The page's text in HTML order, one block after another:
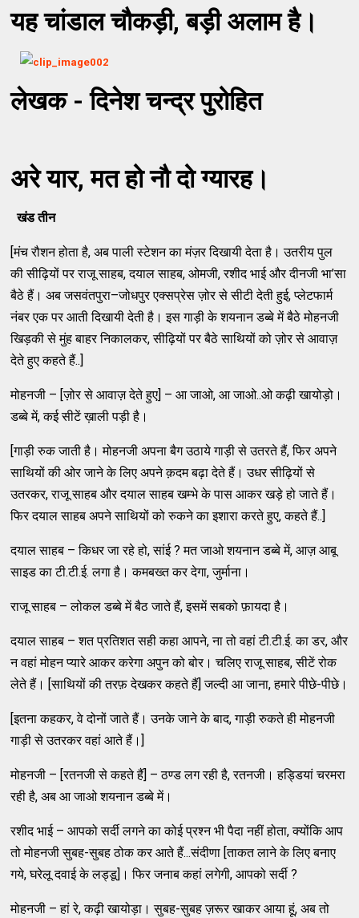
यह चांडाल चौकड़ी, बड़ी अलाम है।
लेखक - दिनेश चन्द्र पुरोहित
अरे यार, मत हो नौ दो ग्यारह।
खंड तीन
[मंच रौशन होता है, अब पाली स्टेशन का मंज़र दिखायी देता है। उतरीय पुल
की सीढ़ियों पर राजू साहब, दयाल साहब, ओमजी, रशीद भाई और दीनजी भा’सा
बैठे हैं। अब जसवंतपुरा–जोधपुर एक्सप्रेस ज़ोर से सीटी देती हुई, प्लेटफार्म
नंबर एक पर आती दिखायी देती है। इस गाड़ी के शयनान डब्बे में बैठे मोहनजी
खिड़की से मुंह बाहर निकालकर, सीढ़ियों पर बैठे साथियों को ज़ोर से आवाज़
देते हुए कहते हैं..]
मोहनजी – [ज़ोर से आवाज़ देते हुए] – आ जाओ, आ जाओ..ओ कढ़ी खायोड़ो।
डब्बे में, कई सीटें ख़ाली पड़ी है।
[गाड़ी रुक जाती है। मोहनजी अपना बैग उठाये गाड़ी से उतरते हैं, फिर अपने
साथियों की ओर जाने के लिए अपने क़दम बढ़ा देते हैं। उधर सीढ़ियों से
उतरकर, राजू साहब और दयाल साहब खम्भे के पास आकर खड़े हो जाते हैं।
फिर दयाल साहब अपने साथियों को रुकने का इशारा करते हुए, कहते हैं..]
दयाल साहब – किधर जा रहे हो, सांई ? मत जाओ शयनान डब्बे में, आज़ आबू
साइड का टी.टी.ई. लगा है। कमबख्त कर देगा, जुर्माना।
राजू साहब – लोकल डब्बे में बैठ जाते हैं, इसमें सबको फ़ायदा है।
दयाल साहब – शत प्रतिशत सही कहा आपने, ना तो वहां टी.टी.ई. का डर, और
न वहां मोहन प्यारे आकर करेगा अपुन को बोर। चलिए राजू साहब, सीटें रोक
लेते हैं। [साथियों की तरफ़ देखकर कहते हैं] जल्दी आ जाना, हमारे पीछे-पीछे।
[इतना कहकर, वे दोनों जाते हैं। उनके जाने के बाद, गाड़ी रुकते ही मोहनजी
गाड़ी से उतरकर वहां आते हैं।]
मोहनजी – [रतनजी से कहते हैं] – ठण्ड लग रही है, रतनजी। हड्डियां चरमरा
रही है, अब आ जाओ शयनान डब्बे में।
रशीद भाई – आपको सर्दी लगने का कोई प्रश्न भी पैदा नहीं होता, क्योंकि आप
तो मोहनजी सुबह-सुबह ठोक कर आते हैं...संदीणा [ताकत लाने के लिए बनाए
गये, घरेलू दवाई के लड्डू]। फिर जनाब कहां लगेगी, आपको सर्दी ?
मोहनजी – हां रे, कढ़ी खायोड़ा। सुबह-सुबह ज़रूर खाकर आया हूं, अब तो